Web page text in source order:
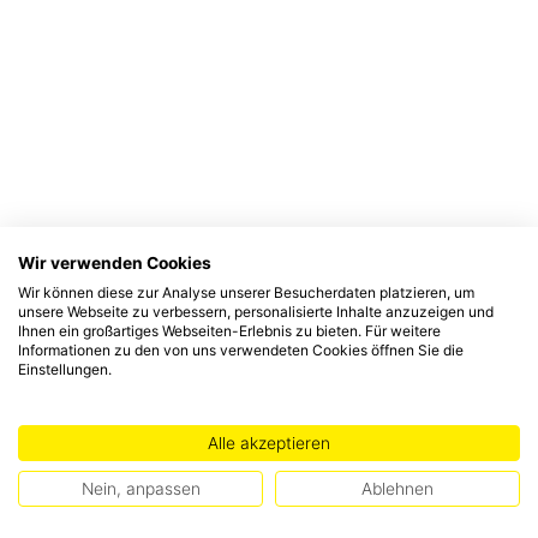
Wir verwenden Cookies
Wir können diese zur Analyse unserer Besucherdaten platzieren, um
unsere Webseite zu verbessern, personalisierte Inhalte anzuzeigen und
Ihnen ein großartiges Webseiten-Erlebnis zu bieten. Für weitere
Informationen zu den von uns verwendeten Cookies öffnen Sie die
Einstellungen.
Alle akzeptieren
Nein, anpassen Ablehnen